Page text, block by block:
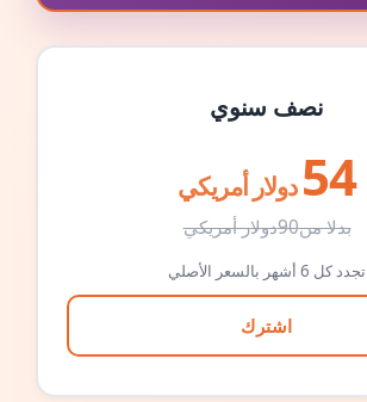
نصف سنوي
54 دولار أمريكي
بدلا من90دولار أمريكي
تجدد كل 6 أشهر بالسعر الأصلي
اشترك